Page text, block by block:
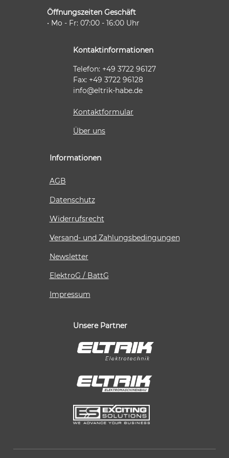
Doppel-LED, großem Sichtbereich an der
Kontaktspitze, werkzeuglosem Entfernen
Magazinwinkel. L-BOXX 238 (1 600 A01 2G2)
Öffnungszeiten Geschäft
• Mo - Fr: 07:00 - 16:00 Uhr
Kontaktinformationen
Telefon: +49 3722 96127
Fax: +49 3722 96128
info@eltrik-habe.de
Kontaktformular
Über uns
Informationen
AGB
Datenschutz
Widerrufsrecht
Versand- und Zahlungsbedingungen
Newsletter
ElektroG / BattG
Impressum
Unsere Partner